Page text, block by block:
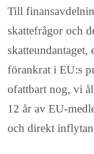
Till
skattefrågor och
skatteundantaget,
förankrat i EU:s
ofattbart nog, vi
12 år av EU-
och direkt